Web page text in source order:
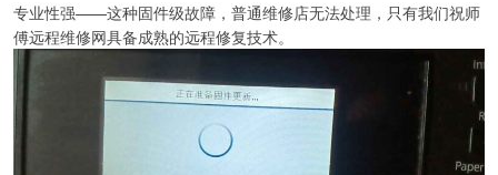
专业性强——这种固件级故障，普通维修店无法处理，只有我们祝师
傅远程维修网具备成熟的远程修复技术。